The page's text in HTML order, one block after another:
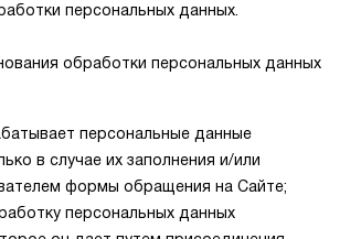
персональных данных.
обработки персональных данных
персональные данные
в случае их заполнения и/или
формы обращения на Сайте;
персональных данных